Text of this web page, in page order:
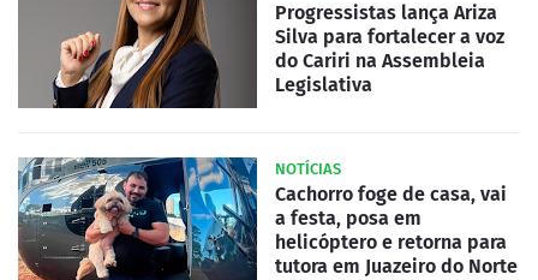
Progressistas lança Ariza
Silva para fortalecer a voz
do Cariri na Assembleia
Legislativa
NOTÍCIAS
Cachorro foge de casa, vai
a festa, posa em
helicóptero e retorna para
tutora em Juazeiro do Norte